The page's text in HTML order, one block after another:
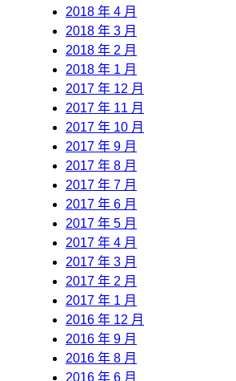
2018 年 4 月
2018 年 3 月
2018 年 2 月
2018 年 1 月
2017 年 12 月
2017 年 11 月
2017 年 10 月
2017 年 9 月
2017 年 8 月
2017 年 7 月
2017 年 6 月
2017 年 5 月
2017 年 4 月
2017 年 3 月
2017 年 2 月
2017 年 1 月
2016 年 12 月
2016 年 9 月
2016 年 8 月
2016 年 6 月